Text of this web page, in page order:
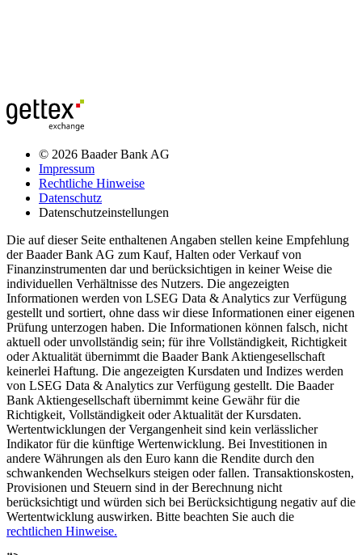
© 2026 Baader Bank AG
Impressum
Rechtliche Hinweise
Datenschutz
Datenschutzeinstellungen
Die auf dieser Seite enthaltenen Angaben stellen keine Empfehlung
der Baader Bank AG zum Kauf, Halten oder Verkauf von
Finanzinstrumenten dar und berücksichtigen in keiner Weise die
individuellen Verhältnisse des Nutzers. Die angezeigten
Informationen werden von LSEG Data & Analytics zur Verfügung
gestellt und sortiert, ohne dass wir diese Informationen einer eigenen
Prüfung unterzogen haben. Die Informationen können falsch, nicht
aktuell oder unvollständig sein; für ihre Vollständigkeit, Richtigkeit
oder Aktualität übernimmt die Baader Bank Aktiengesellschaft
keinerlei Haftung. Die angezeigten Kursdaten und Indizes werden
von LSEG Data & Analytics zur Verfügung gestellt. Die Baader
Bank Aktiengesellschaft übernimmt keine Gewähr für die
Richtigkeit, Vollständigkeit oder Aktualität der Kursdaten.
Wertentwicklungen der Vergangenheit sind kein verlässlicher
Indikator für die künftige Wertenwicklung. Bei Investitionen in
andere Währungen als den Euro kann die Rendite durch den
schwankenden Wechselkurs steigen oder fallen. Transaktionskosten,
Provisionen und Steuern sind in der Berechnung nicht
berücksichtigt und würden sich bei Berücksichtigung negativ auf die
Wertentwicklung auswirken. Bitte beachten Sie auch die
rechtlichen Hinweise.